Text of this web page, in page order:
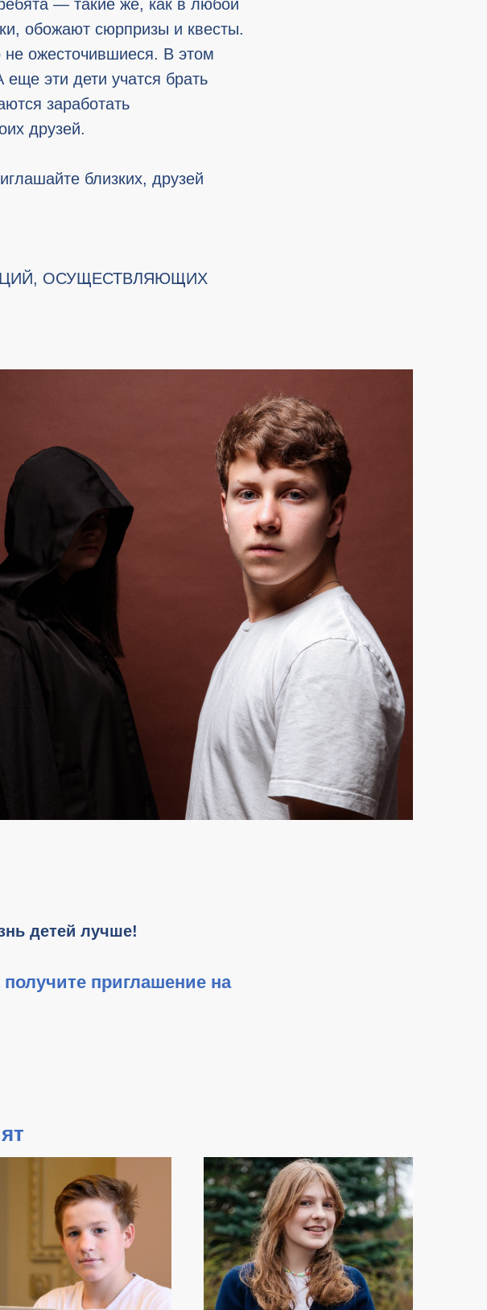
— такие же, как в любой
обожают сюрпризы и квесты.
ожесточившиеся. В этом
эти дети учатся брать
заработать
друзей.
близких, друзей
ОСУЩЕСТВЛЯЮЩИХ
детей лучше!
приглашение на